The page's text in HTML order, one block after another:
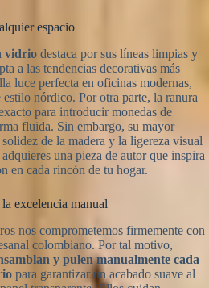
espacio
vidrio destaca por sus líneas limpias y
a las tendencias decorativas más
luce perfecta en oficinas modernas,
nórdico. Por otra parte, la ranura
para introducir monedas de
fluida. Sin embargo, su mayor
de la madera y la ligereza visual
una pieza de autor que inspira
en cada rincón de tu hogar.
excelencia manual
nos comprometemos firmemente con
colombiano. Por tal motivo,
y pulen manualmente cada
para garantizar un acabado suave al